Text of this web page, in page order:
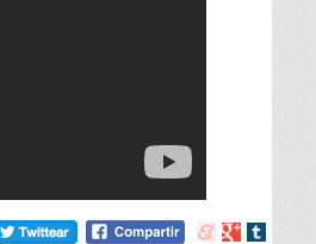
Compartir
Compartir
Compartir